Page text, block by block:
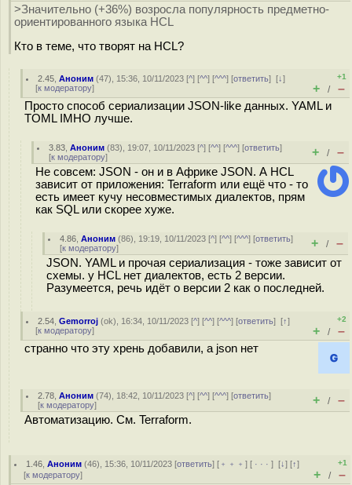
>Значительно (+36%) возросла популярность предметно-
ориентированного языка HCL
Кто в теме, что творят на HCL?
2.45 ,Аноним (47), 15:36, 10/11/2023 [^] [^^] [^^^] [ответить][↓]
[к модератору]
+1
+ / –
Просто способ сериализации JSON-like данных. YAML и
TOML IMHO лучше.
3.83 ,Аноним (83), 19:07, 10/11/2023 [^] [^^] [^^^] [ответить]
[к модератору] + / –
Не совсем: JSON - он и в Африке JSON. А HCL
зависит от приложения: Terraform или ещё что - то
есть имеет кучу несовместимых диалектов, прям
как SQL или скорее хуже.
4.86 ,Аноним (86), 19:19, 10/11/2023 [^] [^^] [^^^] [ответить]
[к модератору] + / –
JSON. YAML и прочая сериализация - тоже зависит от
схемы. у HCL нет диалектов, есть 2 версии.
Разумеется, речь идёт о версии 2 как о последней.
2.54 ,Gemorroj (ok), 16:34, 10/11/2023 [^] [^^] [^^^] [ответить][↑]
[к модератору]
+2
+ / –
странно что эту хрень добавили, а json нет
2.78 ,Аноним (74), 18:42, 10/11/2023 [^] [^^] [^^^] [ответить]
[к модератору] + / –
Автоматизацию. См. Terraform.
1.46 ,Аноним (46), 15:36, 10/11/2023 [ответить] [ ﹢﹢﹢] [ · · ·][↓] [↑]
[к модератору]
+1
+ / –